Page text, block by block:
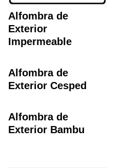
Alfombra de
Exterior
Impermeable
Alfombra de
Exterior Cesped
Alfombra de
Exterior Bambu